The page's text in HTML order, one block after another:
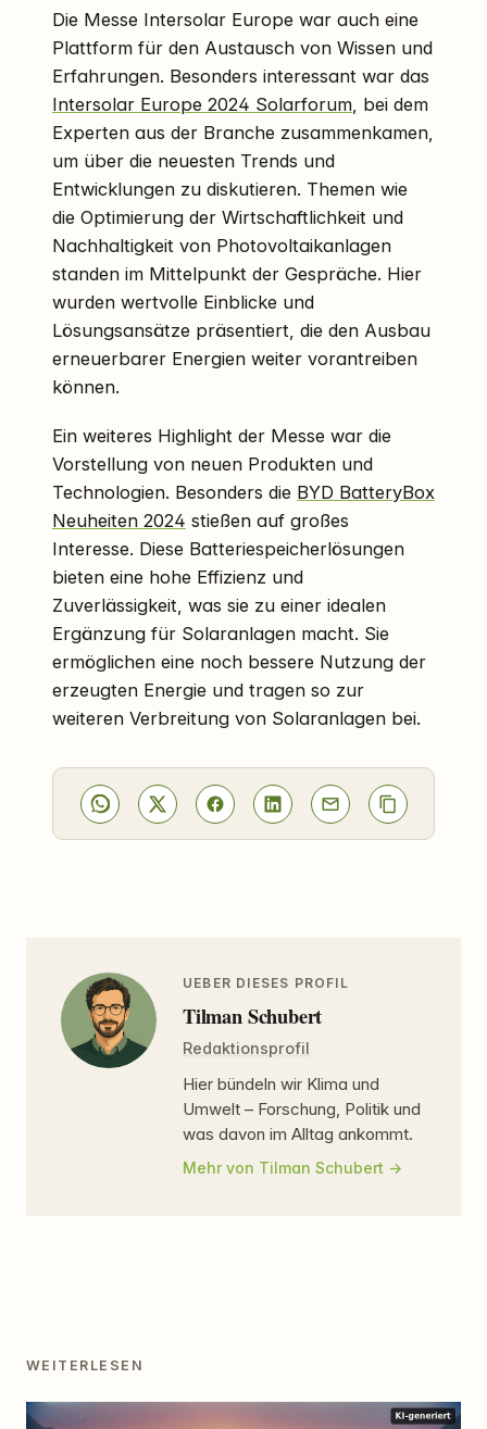
Die Messe Intersolar Europe war auch eine
Plattform für den Austausch von Wissen und
Erfahrungen. Besonders interessant war das
Intersolar Europe 2024 Solarforum, bei dem
Experten aus der Branche zusammenkamen,
um über die neuesten Trends und
Entwicklungen zu diskutieren. Themen wie
die Optimierung der Wirtschaftlichkeit und
Nachhaltigkeit von Photovoltaikanlagen
standen im Mittelpunkt der Gespräche. Hier
wurden wertvolle Einblicke und
Lösungsansätze präsentiert, die den Ausbau
erneuerbarer Energien weiter vorantreiben
können.
Ein weiteres Highlight der Messe war die
Vorstellung von neuen Produkten und
Technologien. Besonders die BYD BatteryBox
Neuheiten 2024 stießen auf großes
Interesse. Diese Batteriespeicherlösungen
bieten eine hohe Effizienz und
Zuverlässigkeit, was sie zu einer idealen
Ergänzung für Solaranlagen macht. Sie
ermöglichen eine noch bessere Nutzung der
erzeugten Energie und tragen so zur
weiteren Verbreitung von Solaranlagen bei.
UEBER DIESES PROFIL
Tilman Schubert
Redaktionsprofil
Hier bündeln wir Klima und
Umwelt – Forschung, Politik und
was davon im Alltag ankommt.
Mehr von Tilman Schubert
WEITERLESEN